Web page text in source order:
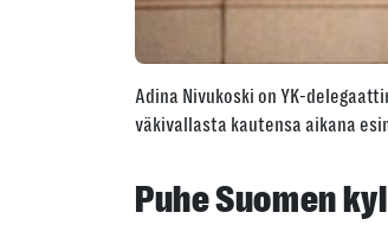
Adina Nivukoski on YK-
väkivallasta kautensa aikana
Puhe Suomen